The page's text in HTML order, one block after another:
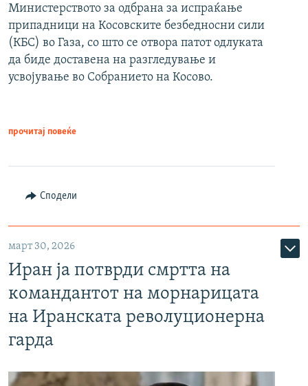
Министерството за одбрана за испраќање
припадници на Косовските безбедносни сили
(КБС) во Газа, со што се отвора патот одлуката
да биде доставена на разгледување и
усвојување во Собранието на Косово.
прочитај повеќе
Сподели
март 30, 2026
Иран ја потврди смртта на
командантот на морнарицата
на Иранската револуционерна
гарда